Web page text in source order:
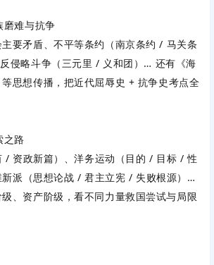
磨难与抗争
要矛盾、不平等条约（南京条约 / 马关条
侵略斗争（三元里 / 义和团）… 还有《海
思想传播，把近代屈辱史 + 抗争史考点全
之路
/ 资政新篇）、洋务运动（目的 / 目标 / 性
派（思想论战 / 君主立宪 / 失败根源）…
、资产阶级，看不同力量救国尝试与局限